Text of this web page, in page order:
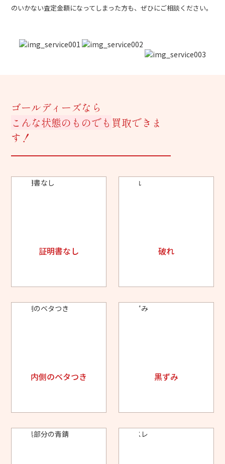
のいかない査定金額になってしまった方も、ぜひにご相談ください。
ゴールディーズなら
こんな状態のものでも 買取できま
す！
証明書なし 破れ
内側のベタつき 黒ずみ